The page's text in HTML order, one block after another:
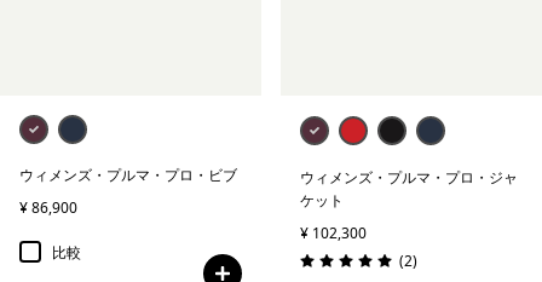
ウィメンズ・プルマ・プロ・ビブ
¥ 86,900
比較
ウィメンズ・プルマ・プロ・ジャ
ケット
¥ 102,300
評価: 5.0 / 5
(2レビュー
)